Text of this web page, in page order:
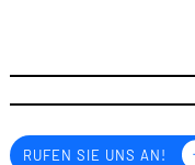
RUFEN SIE UNS AN!